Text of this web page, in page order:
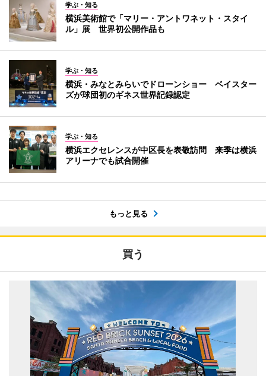
学ぶ・知る
横浜美術館で「マリー・アントワネット・スタイ
ル」展 世界初公開作品も
学ぶ・知る
横浜・みなとみらいでドローンショー ベイスター
ズが球団初のギネス世界記録認定
学ぶ・知る
横浜エクセレンスが中区長を表敬訪問 来季は横浜
アリーナでも試合開催
もっと見る
買う